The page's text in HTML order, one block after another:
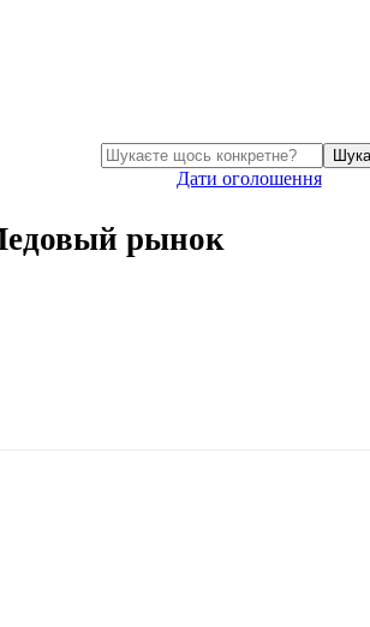
Дати оголошення
рынок